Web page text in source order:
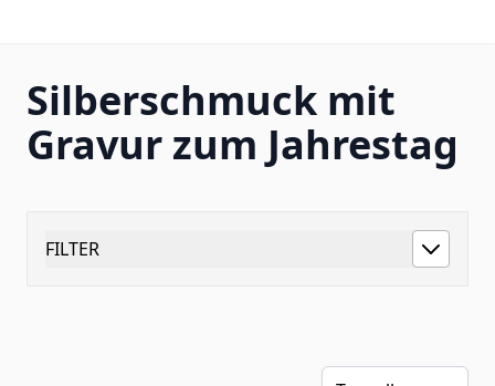
Silberschmuck mit
Gravur zum Jahrestag
FILTER